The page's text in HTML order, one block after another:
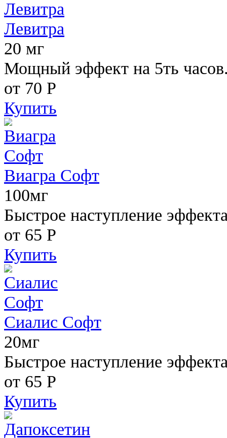
Левитра
20 мг
Мощный эффект на 5ть
от 70 Р
Купить
Виагра Софт
100мг
Быстрое наступление
от 65 Р
Купить
Сиалис Софт
20мг
Быстрое наступление
от 65 Р
Купить